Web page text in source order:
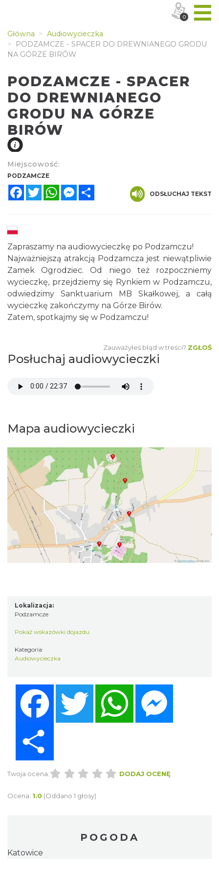
Główna
Audiowycieczka
PODZAMCZE - SPACER DO DREWNIANEGO GRODU
NA GÓRZE BIRÓW
PODZAMCZE - SPACER
DO DREWNIANEGO
GRODU NA GÓRZE
BIRÓW
Miejscowość:
PODZAMCZE
FacebookTwitterWhatsAppMessenger
ODSŁUCHAJ TEKST
Zapraszamy na audiowycieczkę po Podzamczu!
Najważniejszą atrakcją Podzamcza jest niewątpliwie
Zamek Ogrodziec. Od niego też rozpoczniemy
wycieczkę, przejdziemy się Rynkiem w Podzamczu,
odwiedzimy Sanktuarium MB Skałkowej, a całą
wycieczkę zakończymy na Górze Birów.
Zatem, spotkajmy się w Podzamczu!
Zauważyłeś błąd w treści? ZGŁOŚ
Posłuchaj audiowycieczki
Mapa audiowycieczki
Lokalizacja:
Podzamcze
Pokaż wskazówki dojazdu
Kategoria:
Audiowycieczka
Twitter WhatsApp
Twoja ocena: DODAJ OCENĘ
Ocena: 1.0 (Oddano 1 głosy)
POGODA
Katowice
0